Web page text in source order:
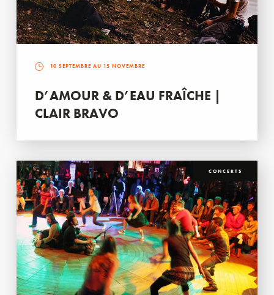
10 SEPTEMBRE AU 15 NOVEMBRE
D’AMOUR & D’EAU FRAÎCHE |
CLAIR BRAVO
CONCERTS